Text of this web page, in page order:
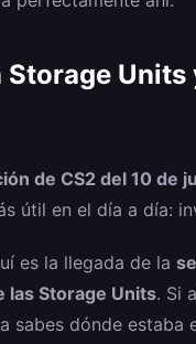
Units
de CS2 del 10 de
útil en el día a día:
es la llegada de la
las Storage Units. Si
sabes dónde estaba